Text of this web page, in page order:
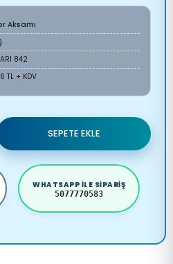
Aksamı
842
TL + KDV
SEPETE EKLE
WHATSAPP ILE SIPARIŞ
5077770583